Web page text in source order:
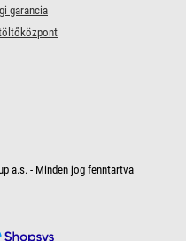
garancia
a.s. - Minden jog fenntartva